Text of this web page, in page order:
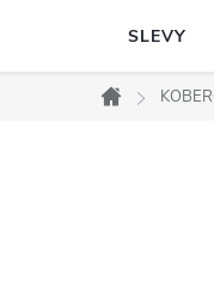
SLEVY
Domů